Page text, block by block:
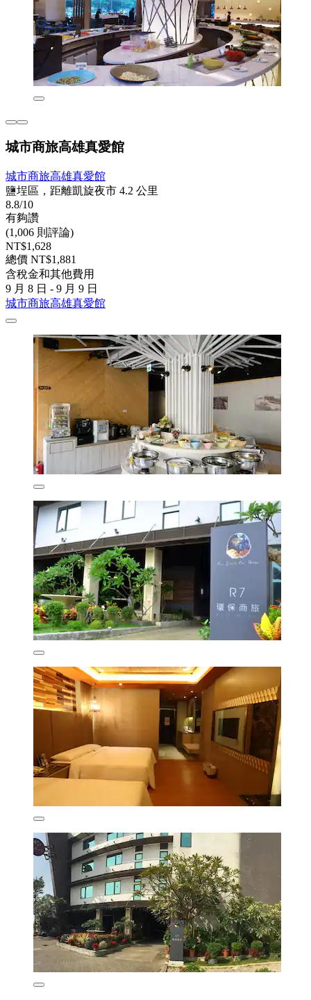
城市商旅高雄真愛館
城市商旅高雄真愛館
鹽埕區，距離凱旋夜市 4.2 公里
8.8/10
有夠讚
(1,006 則評論)
NT$1,628
總價 NT$1,881
含稅金和其他費用
9 月 8 日 - 9 月 9 日
城市商旅高雄真愛館